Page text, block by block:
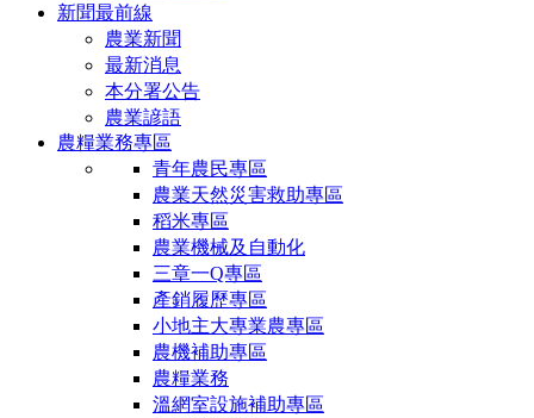
新聞最前線
農業新聞
最新消息
本分署公告
農業諺語
農糧業務專區
青年農民專區
農業天然災害救助專區
稻米專區
農業機械及自動化
三章一Q專區
產銷履歷專區
小地主大專業農專區
農機補助專區
農糧業務
溫網室設施補助專區